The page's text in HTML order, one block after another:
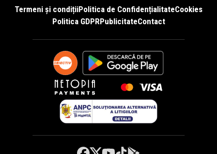
Termeni și condițiiPolitica de ConfidențialitateCookies
Politica GDPRPublicitateContact